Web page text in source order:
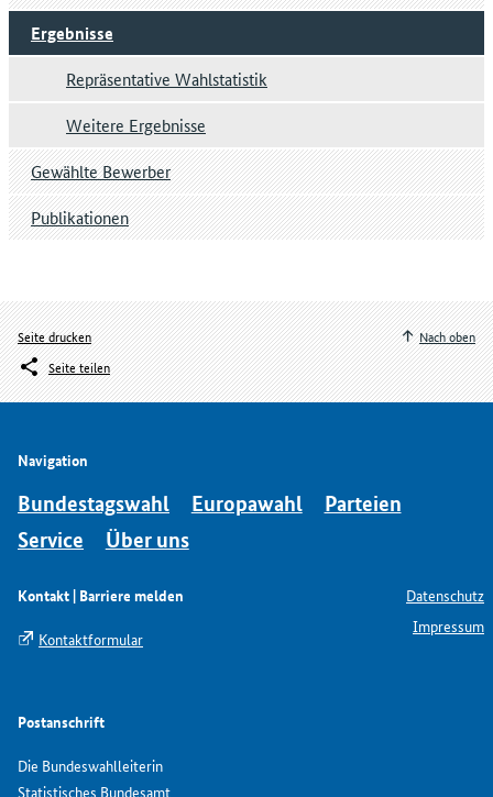
Ergebnisse
Repräsentative Wahlstatistik
Weitere Ergebnisse
Gewählte Bewerber
Publikationen
Seite drucken
Seite teilen
Nach oben
Navigation
Bundestagswahl Europawahl
Parteien
Service
Über uns
Kontakt | Barriere melden
Kontaktformular
Postanschrift
Die Bundeswahlleiterin
Statistisches Bundesamt
Datenschutz
Impressum